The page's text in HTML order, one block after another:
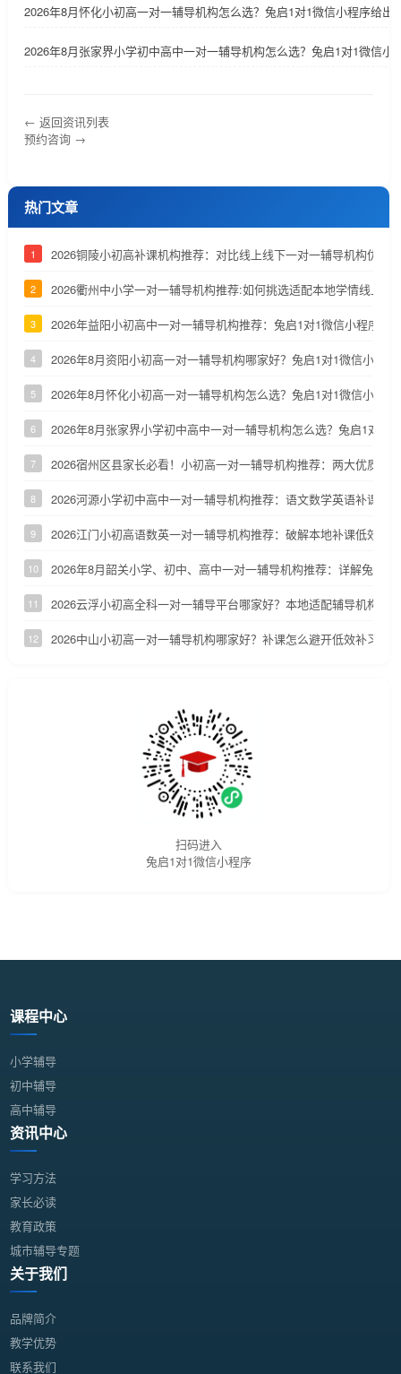
2026年8月怀化小初高一对一辅导机构怎么选？兔启1对1微信小程序给出
2026年8月张家界小学初中高中一对一辅导机构怎么选？兔启1对1微信小
← 返回资讯列表
预约咨询 →
热门文章
1 2026铜陵小初高补课机构推荐：对比线上线下一对一辅导机构优劣
2 2026衢州中小学一对一辅导机构推荐:如何挑选适配本地学情线上补
3 2026年益阳小初高中一对一辅导机构推荐：兔启1对1微信小程序深
4 2026年8月资阳小初高一对一辅导机构哪家好？兔启1对1微信小程
5 2026年8月怀化小初高一对一辅导机构怎么选？兔启1对1微信小程
6 2026年8月张家界小学初中高中一对一辅导机构怎么选？兔启1对1
7 2026宿州区县家长必看！小初高一对一辅导机构推荐：两大优质小
8 2026河源小学初中高中一对一辅导机构推荐：语文数学英语补课机
9 2026江门小初高语数英一对一辅导机构推荐：破解本地补课低效、
10 2026年8月韶关小学、初中、高中一对一辅导机构推荐：详解兔启1
11 2026云浮小初高全科一对一辅导平台哪家好？本地适配辅导机构深
12 2026中山小初高一对一辅导机构哪家好？补课怎么避开低效补习陷阱
扫码进入
兔启1对1微信小程序
课程中心
小学辅导
初中辅导
高中辅导
资讯中心
学习方法
家长必读
教育政策
城市辅导专题
关于我们
品牌简介
教学优势
联系我们